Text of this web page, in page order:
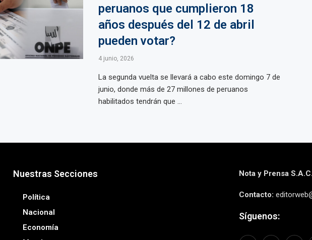
peruanos que cumplieron 18
años después del 12 de abril
pueden votar?
4 junio, 2026
La segunda vuelta se llevará a cabo este domingo 7 de
junio, donde más de 27 millones de peruanos
habilitados tendrán que ...
Nuestras Secciones
Política
Nacional
Economía
Nota y Prensa S.A.C.
Contacto:
Síguenos: